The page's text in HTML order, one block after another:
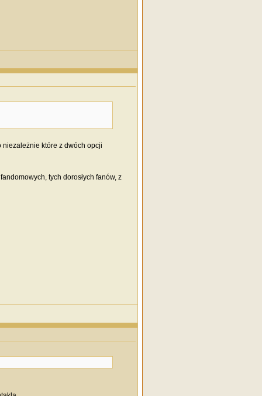
niezależnie które z dwóch opcji
tych dorosłych fanów, z